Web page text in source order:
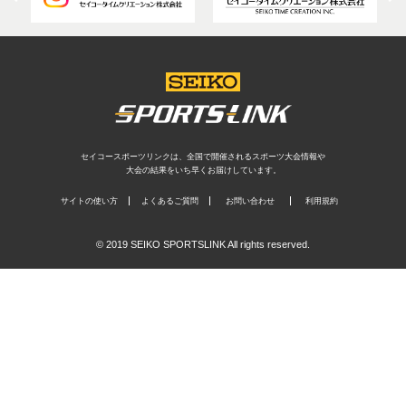
セイコースポーツリンクは、全国で開催されるスポーツ大会情報や
大会の結果をいち早くお届けしています。
サイトの使い方 よくあるご質問 お問い合わせ 利用規約
© 2019 SEIKO SPORTSLINK All rights reserved.